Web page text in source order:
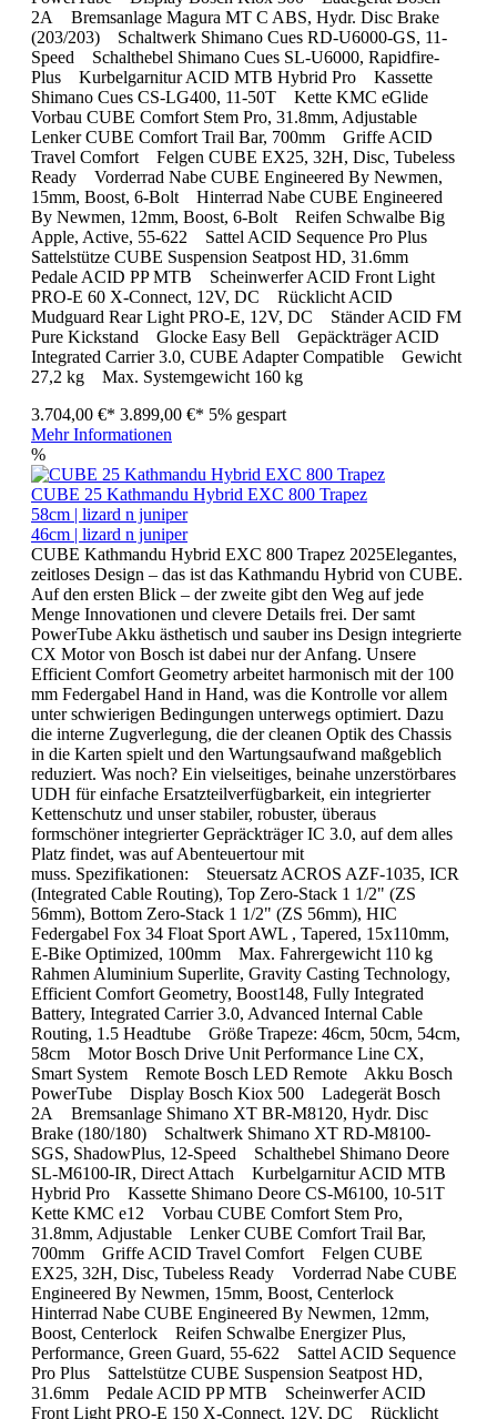
2A Bremsanlage Magura MT C ABS, Hydr. Disc Brake
(203/203) Schaltwerk Shimano Cues RD-U6000-GS, 11-
Speed Schalthebel Shimano Cues SL-U6000, Rapidfire-
Plus Kurbelgarnitur ACID MTB Hybrid Pro Kassette
Shimano Cues CS-LG400, 11-50T Kette KMC eGlide
Vorbau CUBE Comfort Stem Pro, 31.8mm, Adjustable
Lenker CUBE Comfort Trail Bar, 700mm Griffe ACID
Travel Comfort Felgen CUBE EX25, 32H, Disc, Tubeless
Ready Vorderrad Nabe CUBE Engineered By Newmen,
15mm, Boost, 6-Bolt Hinterrad Nabe CUBE Engineered
By Newmen, 12mm, Boost, 6-Bolt Reifen Schwalbe Big
Apple, Active, 55-622 Sattel ACID Sequence Pro Plus
Sattelstütze CUBE Suspension Seatpost HD, 31.6mm
Pedale ACID PP MTB Scheinwerfer ACID Front Light
PRO-E 60 X-Connect, 12V, DC Rücklicht ACID
Mudguard Rear Light PRO-E, 12V, DC Ständer ACID FM
Pure Kickstand Glocke Easy Bell Gepäckträger ACID
Integrated Carrier 3.0, CUBE Adapter Compatible Gewicht
27,2 kg Max. Systemgewicht 160 kg
3.704,00 €* 3.899,00 €* 5% gespart
Mehr Informationen
%
CUBE 25 Kathmandu Hybrid EXC 800 Trapez
58cm | lizard n juniper
46cm | lizard n juniper
CUBE Kathmandu Hybrid EXC 800 Trapez 2025Elegantes,
zeitloses Design – das ist das Kathmandu Hybrid von CUBE.
Auf den ersten Blick – der zweite gibt den Weg auf jede
Menge Innovationen und clevere Details frei. Der samt
PowerTube Akku ästhetisch und sauber ins Design integrierte
CX Motor von Bosch ist dabei nur der Anfang. Unsere
Efficient Comfort Geometry arbeitet harmonisch mit der 100
mm Federgabel Hand in Hand, was die Kontrolle vor allem
unter schwierigen Bedingungen unterwegs optimiert. Dazu
die interne Zugverlegung, die der cleanen Optik des Chassis
in die Karten spielt und den Wartungsaufwand maßgeblich
reduziert. Was noch? Ein vielseitiges, beinahe unzerstörbares
UDH für einfache Ersatzteilverfügbarkeit, ein integrierter
Kettenschutz und unser stabiler, robuster, überaus
formschöner integrierter Gepräckträger IC 3.0, auf dem alles
Platz findet, was auf Abenteuertour mit
muss. Spezifikationen: Steuersatz ACROS AZF-1035, ICR
(Integrated Cable Routing), Top Zero-Stack 1 1/2" (ZS
56mm), Bottom Zero-Stack 1 1/2" (ZS 56mm), HIC
Federgabel Fox 34 Float Sport AWL , Tapered, 15x110mm,
E-Bike Optimized, 100mm Max. Fahrergewicht 110 kg
Rahmen Aluminium Superlite, Gravity Casting Technology,
Efficient Comfort Geometry, Boost148, Fully Integrated
Battery, Integrated Carrier 3.0, Advanced Internal Cable
Routing, 1.5 Headtube Größe Trapeze: 46cm, 50cm, 54cm,
58cm Motor Bosch Drive Unit Performance Line CX,
Smart System Remote Bosch LED Remote Akku Bosch
PowerTube Display Bosch Kiox 500 Ladegerät Bosch
2A Bremsanlage Shimano XT BR-M8120, Hydr. Disc
Brake (180/180) Schaltwerk Shimano XT RD-M8100-
SGS, ShadowPlus, 12-Speed Schalthebel Shimano Deore
SL-M6100-IR, Direct Attach Kurbelgarnitur ACID MTB
Hybrid Pro Kassette Shimano Deore CS-M6100, 10-51T
Kette KMC e12 Vorbau CUBE Comfort Stem Pro,
31.8mm, Adjustable Lenker CUBE Comfort Trail Bar,
700mm Griffe ACID Travel Comfort Felgen CUBE
EX25, 32H, Disc, Tubeless Ready Vorderrad Nabe CUBE
Engineered By Newmen, 15mm, Boost, Centerlock
Hinterrad Nabe CUBE Engineered By Newmen, 12mm,
Boost, Centerlock Reifen Schwalbe Energizer Plus,
Performance, Green Guard, 55-622 Sattel ACID Sequence
Pro Plus Sattelstütze CUBE Suspension Seatpost HD,
31.6mm Pedale ACID PP MTB Scheinwerfer ACID
Front Light PRO-E 150 X-Connect, 12V, DC Rücklicht